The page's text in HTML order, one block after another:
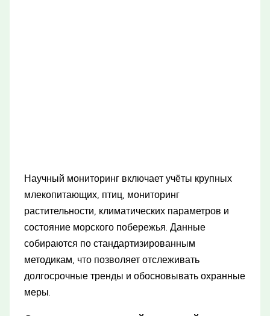
Научный мониторинг включает учёты крупных
млекопитающих, птиц, мониторинг
растительности, климатических параметров и
состояние морского побережья. Данные
собираются по стандартизированным
методикам, что позволяет отслеживать
долгосрочные тренды и обосновывать охранные
меры.